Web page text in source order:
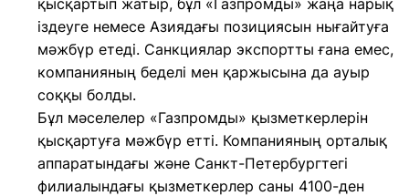
қысқартып жатыр, бұл «Газпромды» жаңа нарық
іздеуге немесе Азиядағы позициясын нығайтуға
мәжбүр етеді. Санкциялар экспортты ғана емес,
компанияның беделі мен қаржысына да ауыр
соққы болды.
Бұл мәселелер «Газпромды» қызметкерлерін
қысқартуға мәжбүр етті. Компанияның орталық
аппаратындағы және Санкт-Петербургтегі
филиалындағы қызметкерлер саны 4100-ден